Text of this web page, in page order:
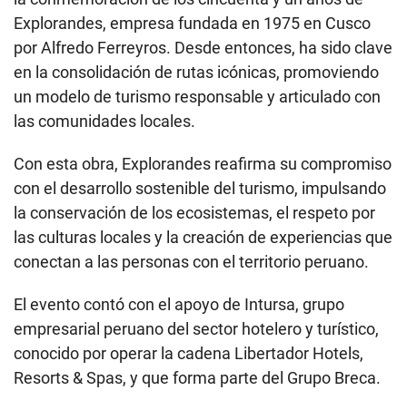
Explorandes, empresa fundada en 1975 en Cusco
por Alfredo Ferreyros. Desde entonces, ha sido clave
en la consolidación de rutas icónicas, promoviendo
un modelo de turismo responsable y articulado con
las comunidades locales.
Con esta obra, Explorandes reafirma su compromiso
con el desarrollo sostenible del turismo, impulsando
la conservación de los ecosistemas, el respeto por
las culturas locales y la creación de experiencias que
conectan a las personas con el territorio peruano.
El evento contó con el apoyo de Intursa, grupo
empresarial peruano del sector hotelero y turístico,
conocido por operar la cadena Libertador Hotels,
Resorts & Spas, y que forma parte del Grupo Breca.